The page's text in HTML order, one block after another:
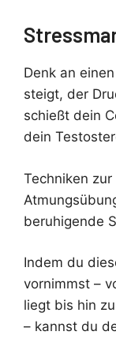
Denk an
steigt, der
schießt dein
dein
Techniken
beruhigende
Indem du
vornimmst –
liegt bis hin
– kannst du